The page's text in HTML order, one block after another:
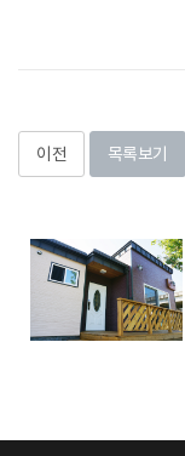
이전 목록보기